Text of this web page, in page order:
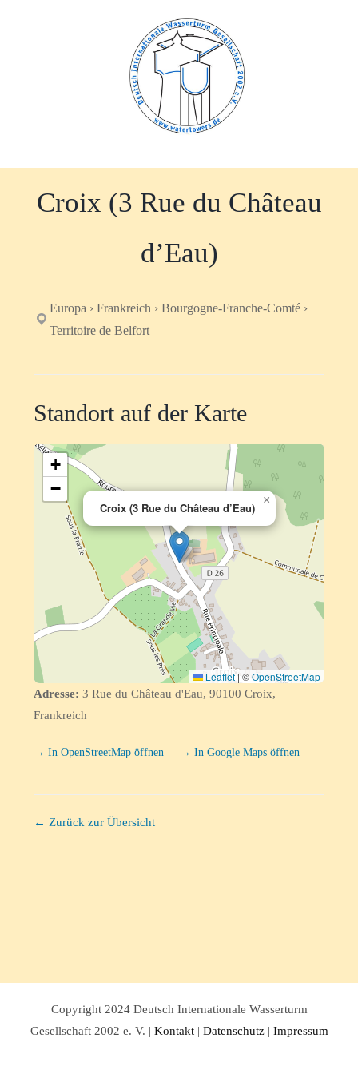
Croix (3 Rue du Château
d’Eau)
Europa › Frankreich › Bourgogne-Franche-Comté ›
Territoire de Belfort
Standort auf der Karte
Croix (3 Rue du Château d’Eau)
×
+
−
Leaflet | ©OpenStreetMap
Adresse: 3 Rue du Château d'Eau, 90100 Croix,
Frankreich
→ In OpenStreetMap öffnen → In Google Maps öffnen
← Zurück zur Übersicht
Copyright 2024 Deutsch Internationale Wasserturm
Gesellschaft 2002 e. V. | Kontakt| Datenschutz| Impressum